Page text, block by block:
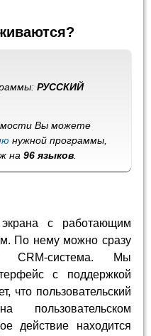
РУССКИЙ
Вы можете
нужной программы,
на96 языков
с работающим
По нему можно сразу
CRM-система. Мы
с поддержкой
что пользовательский
пользовательском
действие находится